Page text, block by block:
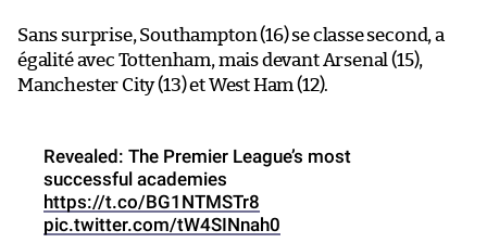
Sans surprise, Southampton (16) se classe second, a
égalité avec Tottenham, mais devant Arsenal (15),
Manchester City (13) et West Ham (12).
Revealed: The Premier League’s most
successful academies
https://t.co/BG1NTMSTr8
pic.twitter.com/tW4SINnah0